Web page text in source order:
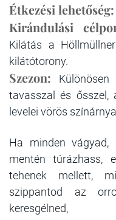
Étkezési lehetőség:
Kirándulási
Kilátás a
kilátótorony.
Szezon:
tavasszal és
levelei vörös
Ha minden
mentén túrázhass,
tehenek mellett,
szippantod az
keresgélned,